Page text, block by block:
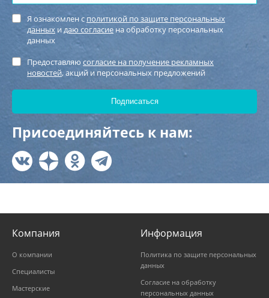
Я ознакомлен с политикой по защите персональных
данных идаю согласие на обработку персональных
данных
Предоставляю согласие на получение рекламных
новостей, акций и персональных предложений
Присоединяйтесь к нам:
Компания
О компании
Специалисты
Мастерские
Информация
Политика по защите персональных
данных
Согласие на обработку
персональных данных